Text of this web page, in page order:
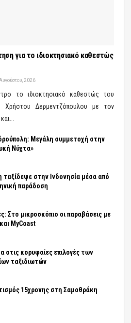
για το ιδιοκτησιακό καθεστώς
2026
το ιδιοκτησιακό καθεστώς του
Χρήστου Δερμεντζόπουλου με τον
Μεγάλη συμμετοχή στην
Νύχτα»
ταξίδεψε στην Ινδονησία μέσα από
παράδοση
Στο μικροσκόπιο οι παραβάσεις με
MyCoast
στις κορυφαίες επιλογές των
ταξιδιωτών
15χρονης στη Σαμοθράκη